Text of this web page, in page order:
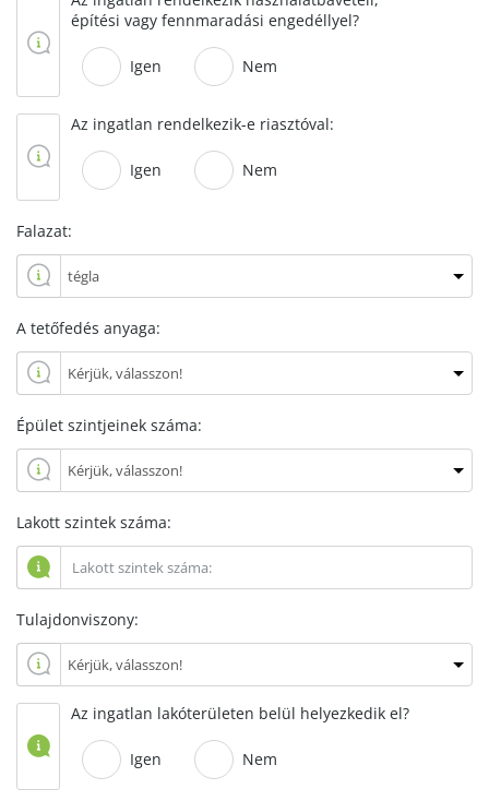
építési vagy fennmaradási engedéllyel?
Igen Nem
Az ingatlan rendelkezik-e riasztóval:
Igen Nem
Falazat:
A tetőfedés anyaga:
Épület szintjeinek száma:
Lakott szintek száma:
Tulajdonviszony:
Az ingatlan lakóterületen belül helyezkedik el?
Igen Nem